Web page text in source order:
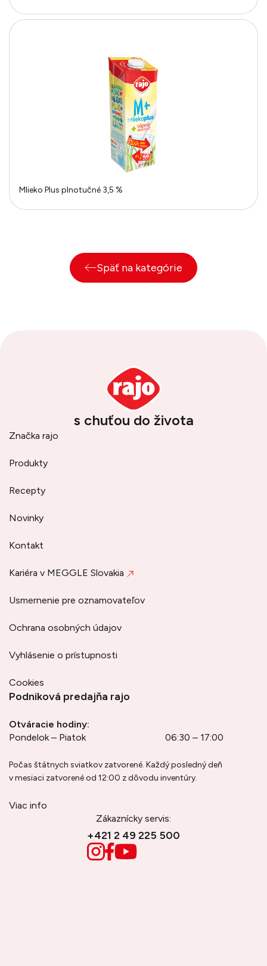
Mlieko Plus plnotučné 3,5 %
Späť na kategórie
s chuťou do života
Značka rajo
Produkty
Recepty
Novinky
Kontakt
Kariéra v MEGGLE Slovakia
Usmernenie pre oznamovateľov
Ochrana osobných údajov
Vyhlásenie o prístupnosti
Cookies
Podniková predajňa rajo
Otváracie hodiny:
Pondelok – Piatok
06:30 – 17:00
Počas štátnych sviatkov zatvorené. Každý posledný deň
v mesiaci zatvorené od 12:00 z dôvodu inventúry.
Viac info
Zákaznícky servis:
+421 2 49 225 500